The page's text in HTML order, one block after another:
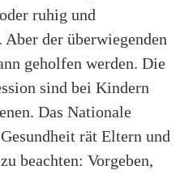
ruhig und
Aber der überwiegenden
geholfen werden. Die
sind bei Kindern
Das Nationale
rät Eltern und
beachten: Vorgeben,